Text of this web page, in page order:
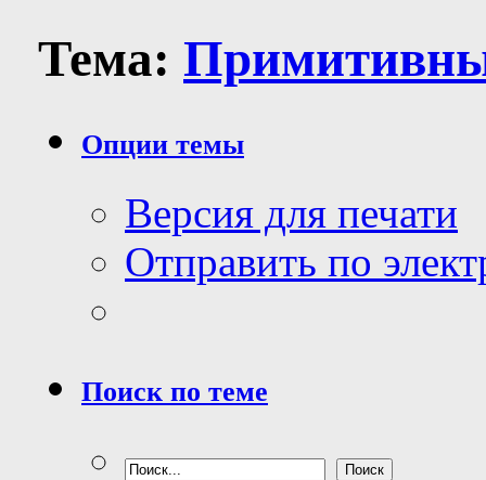
Тема:
Опции темы
Версия для печати
Отправить по
Поиск по теме